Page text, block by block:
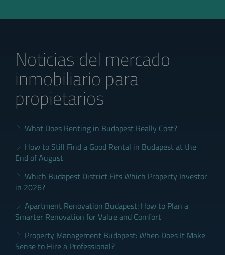
Noticias del mercado
inmobiliario para
propietarios
What Does Renting in Budapest Really Cost?
How to Still Find a Good Rental in Budapest at the
End of August
Which Budapest District Fits Which Property Investor
in 2026?
Apartment Renovation Budapest: How to Plan a
Smarter Renovation for Value and Comfort
Property Management Budapest: When Does It Make
Sense to Hire a Professional?